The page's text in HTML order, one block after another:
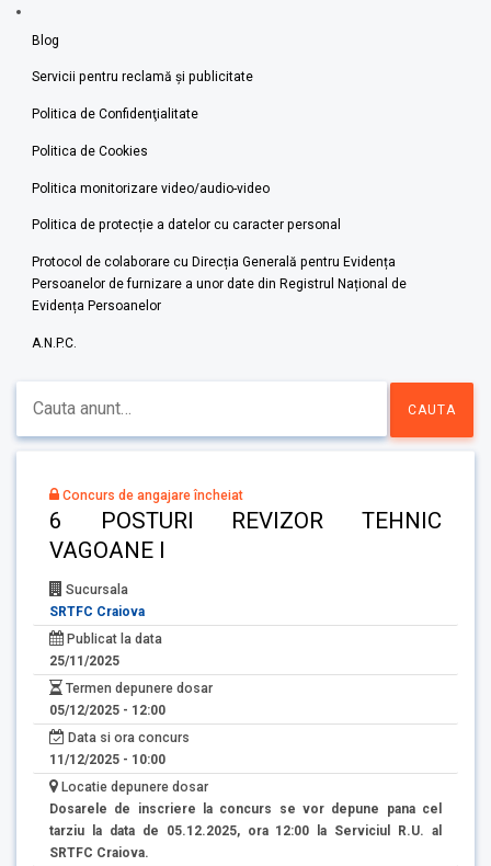
Blog
Servicii pentru reclamă și publicitate
Politica de Confidenţialitate
Politica de Cookies
Politica monitorizare video/audio-video
Politica de protecție a datelor cu caracter personal
Protocol de colaborare cu Direcția Generală pentru Evidența
Persoanelor de furnizare a unor date din Registrul Național de
Evidența Persoanelor
A.N.P.C.
Concurs de angajare încheiat
6 POSTURI REVIZOR TEHNIC
VAGOANE I
Sucursala
SRTFC Craiova
Publicat la data
25/11/2025
Termen depunere dosar
05/12/2025 - 12:00
Data si ora concurs
11/12/2025 - 10:00
Locatie depunere dosar
Dosarele de inscriere la concurs se vor depune pana cel
tarziu la data de 05.12.2025, ora 12:00 la Serviciul R.U. al
SRTFC Craiova.